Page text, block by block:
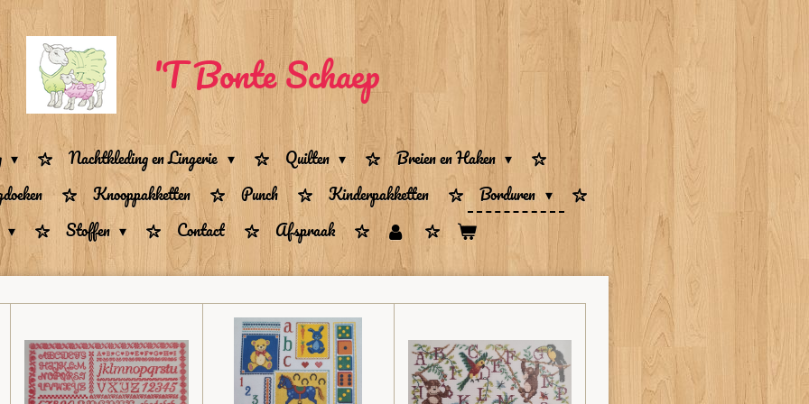
'T Bonte Schaep
Nachtkleding en Lingerie Quilten
Breien en Haken
Knooppakketten Punch Kinderpakketten
Borduren
Stoffen Contact Afspraak